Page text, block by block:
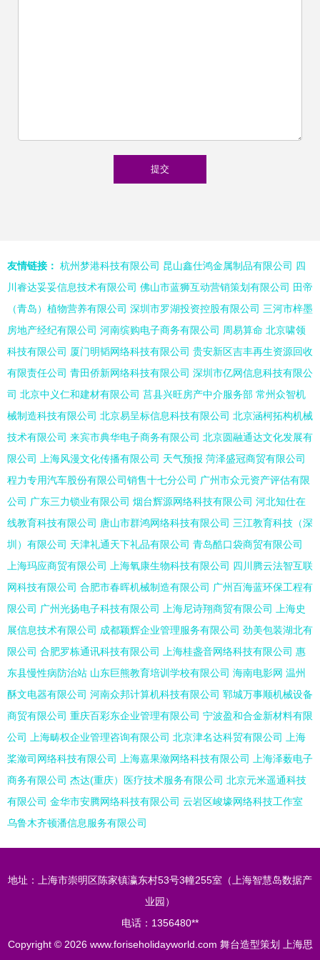
友情链接： 杭州梦港科技有限公司 昆山鑫仕鸿金属制品有限公司 四
川睿达妥妥信息技术有限公司 佛山市蓝狮互动营销策划有限公司 田帝
（青岛）植物营养有限公司 深圳市罗湖投资控股有限公司 三河市梓墨
房地产经纪有限公司 河南缤购电子商务有限公司 周易算命 北京啸领
科技有限公司 厦门明韬网络科技有限公司 贵安新区吉丰再生资源回收
有限责任公司 青田侨新网络科技有限公司 深圳市亿网信息科技有限公
司 北京中义仁和建材有限公司 莒县兴旺房产中介服务部 常州众智机
械制造科技有限公司 北京易呈标信息科技有限公司 北京涵柯拓构机械
技术有限公司 来宾市典华电子商务有限公司 北京圆融通达文化发展有
限公司
上海风漫文化传播有限公司 天气预报 菏泽盛冠商贸有限公司
程力专用汽车股份有限公司销售十七分公司 广州市众元资产评估有限
公司 广东三力锁业有限公司 烟台辉源网络科技有限公司 河北知仕在
线教育科技有限公司 唐山市群鸿网络科技有限公司 三江教育科技（深
圳）有限公司 天津礼通天下礼品有限公司 青岛酷口袋商贸有限公司
上海玛应商贸有限公司
上海氧康生物科技有限公司 四川腾云法智互联
网科技有限公司 合肥市春晖机械制造有限公司 广州百海蓝环保工程有
限公司 广州光扬电子科技有限公司 上海尼诗翔商贸有限公司
上海史
展信息技术有限公司 成都颖辉企业管理服务有限公司 劲美包装湖北有
限公司 合肥罗栋通讯科技有限公司 上海桂盏音网络科技有限公司 惠
东县慢性病防治站 山东巨熊教育培训学校有限公司 海南电影网 温州
酥文电器有限公司 河南众邦计算机科技有限公司 郓城万事顺机械设备
商贸有限公司 重庆百彩东企业管理有限公司 宁波盈和合金新材料有限
公司
上海畴权企业管理咨询有限公司 北京津名达科贸有限公司
上海
桨潋司网络科技有限公司
上海嘉果潋网络科技有限公司
上海泽薮电子
商务有限公司 杰达(重庆）医疗技术服务有限公司 北京元米遥通科技
有限公司 金华市安腾网络科技有限公司 云岩区峻壕网络科技工作室
乌鲁木齐顿潘信息服务有限公司
地址：上海市崇明区陈家镇瀛东村53号3幢255室（上海智慧岛数据产
业园）
电话：1356480**
Copyright © 2026 www.foriseholidayworld.com 舞台造型策划 上海思